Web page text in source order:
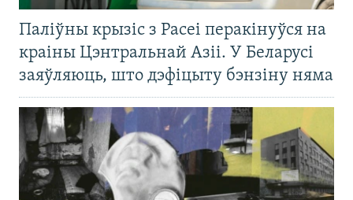
Паліўны крызіс з Расеі перакінуўся на
краіны Цэнтральнай Азіі. У Беларусі
заяўляюць, што дэфіцыту бэнзіну няма